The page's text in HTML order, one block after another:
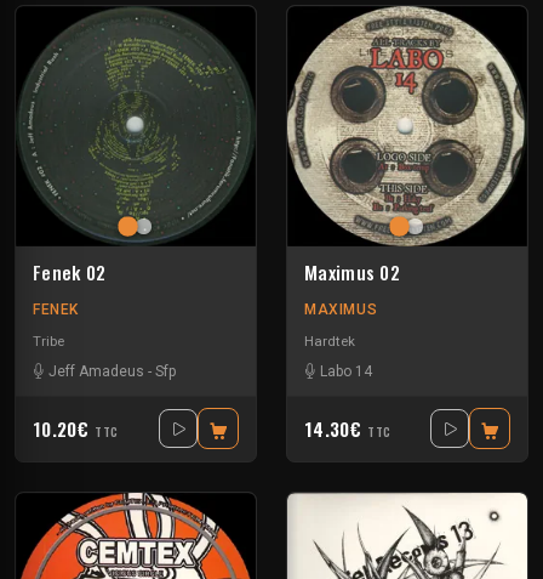
Fenek 02
FENEK
Tribe
Jeff Amadeus - Sfp
10.20€ TTC
Maximus 02
MAXIMUS
Hardtek
Labo 14
14.30€ TTC